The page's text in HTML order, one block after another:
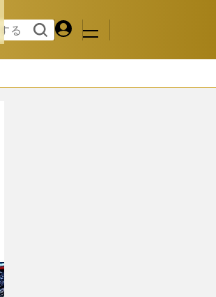
検索
る
マイペ
ジ
メニュ
ていた」